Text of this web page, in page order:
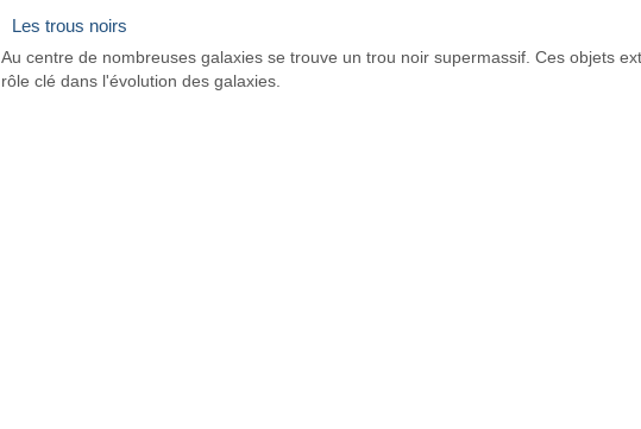
Les trous noirs
Au centre de nombreuses galaxies se trouve un trou noir supermassif. Ces objets
rôle clé dans l'évolution des galaxies.